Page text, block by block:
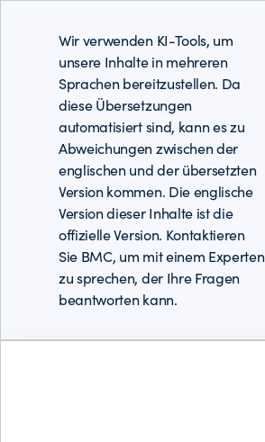
Wir verwenden KI-Tools, um
unsere Inhalte in mehreren
Sprachen bereitzustellen. Da
diese Übersetzungen
automatisiert sind, kann es zu
Abweichungen zwischen der
englischen und der übersetzten
Version kommen. Die englische
Version dieser Inhalte ist die
offizielle Version. Kontaktieren
Sie BMC, um mit einem Experten
zu sprechen, der Ihre Fragen
beantworten kann.